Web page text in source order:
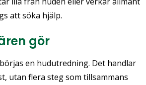
att söka hjälp.
gör
en hudutredning. Det handlar
utan flera steg som tillsammans